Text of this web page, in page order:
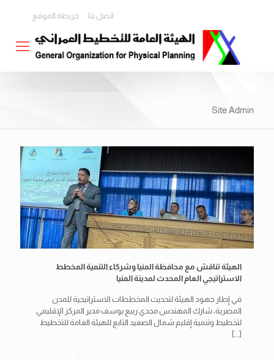
اتصل بنا خريطة الموقع
Site Admin
الهيئة تناقش مع محافظة المنيا وشركاء التنمية المخطط
الاستراتيجي العام المحدث لمدينة المنيا
في إطار جهود الهيئة لتحديث المخططات الاستراتيجية للمدن
المصرية، شارك المهندس مجدي ربيع يوسف مدير المركز الإقليمي
لتخطيط وتنمية إقليم شمال الصعيد التابع للهيئة العامة للتخطيط
[…]